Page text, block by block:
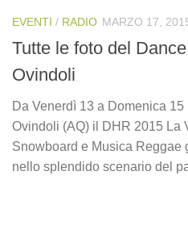
EVENTI / RADIO MARZO 17,
Tutte le foto del
Ovindoli
Da Venerdì 13 a Domenica 15
Ovindoli (AQ) il DHR 2015 La
Snowboard e Musica Reggae
nello splendido scenario del